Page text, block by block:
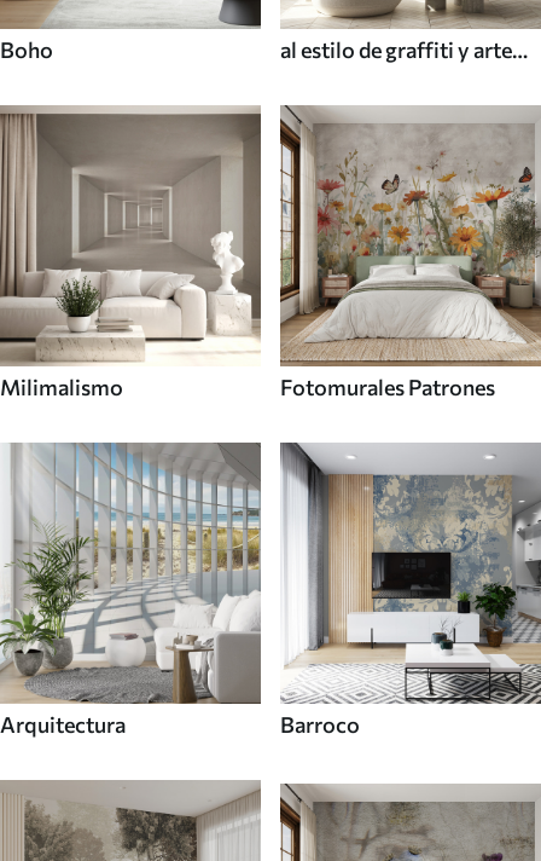
Boho
al estilo de graffiti y arte
Milimalismo Fotomurales Patrones
Arquitectura Barroco